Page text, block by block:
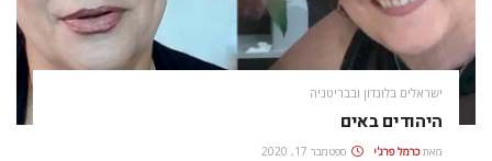
ישראלים בלונדון ובבריטניה
היהודים באים
מאת כרמל פרג'י ספטמבר 17, 2020